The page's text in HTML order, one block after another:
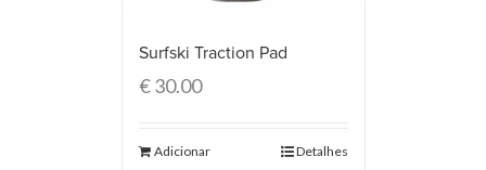
Surfski Traction Pad
€30.00
Adicionar Detalhes